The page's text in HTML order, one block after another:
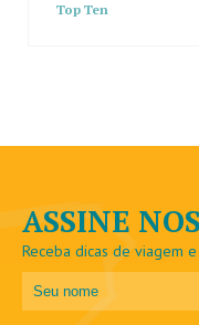
Top Ten
ASSINE
Receba dicas de viagem